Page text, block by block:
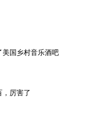
美国乡村音乐酒吧
厉害了